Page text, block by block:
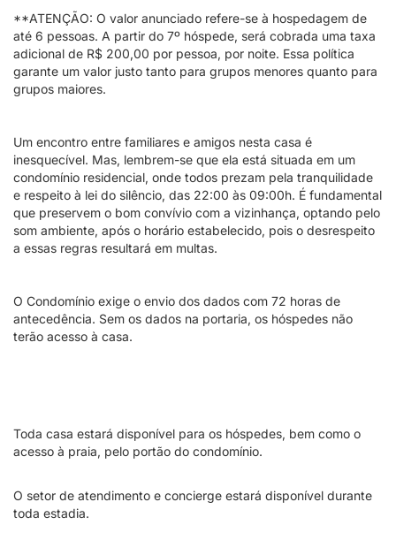
**ATENÇÃO: O valor anunciado refere-se à hospedagem de
até 6 pessoas. A partir do 7º hóspede, será cobrada uma taxa
adicional de R$ 200,00 por pessoa, por noite. Essa política
garante um valor justo tanto para grupos menores quanto para
grupos maiores.
Um encontro entre familiares e amigos nesta casa é
inesquecível. Mas, lembrem-se que ela está situada em um
condomínio residencial, onde todos prezam pela tranquilidade
e respeito à lei do silêncio, das 22:00 às 09:00h. É fundamental
que preservem o bom convívio com a vizinhança, optando pelo
som ambiente, após o horário estabelecido, pois o desrespeito
a essas regras resultará em multas.
O Condomínio exige o envio dos dados com 72 horas de
antecedência. Sem os dados na portaria, os hóspedes não
terão acesso à casa.
Toda casa estará disponível para os hóspedes, bem como o
acesso à praia, pelo portão do condomínio.
O setor de atendimento e concierge estará disponível durante
toda estadia.